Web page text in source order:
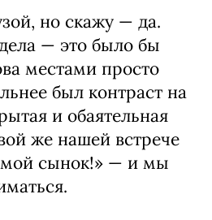
но скажу — да.
— это было бы
местами просто
был контраст на
и обаятельная
же нашей встрече
мой сынок!» — и мы